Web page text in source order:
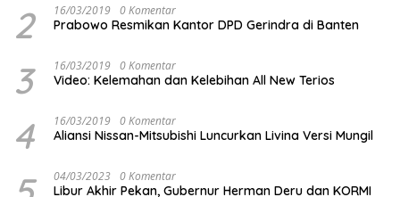
2 16/03/2019 0 Komentar
Prabowo Resmikan Kantor DPD Gerindra di Banten
3 16/03/2019 0 Komentar
Video: Kelemahan dan Kelebihan All New Terios
4 16/03/2019 0 Komentar
Aliansi Nissan-Mitsubishi Luncurkan Livina Versi Mungil
04/03/2023 0 Komentar
Libur Akhir Pekan, Gubernur Herman Deru dan KORMI